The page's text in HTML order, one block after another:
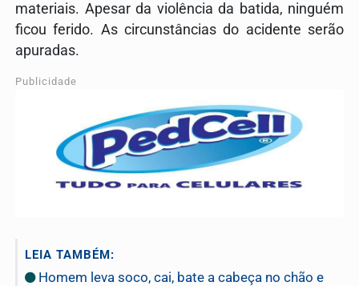
materiais. Apesar da violência da batida, ninguém
ficou ferido. As circunstâncias do acidente serão
apuradas.
Publicidade
LEIA TAMBÉM:
Homem leva soco, cai, bate a cabeça no chão e